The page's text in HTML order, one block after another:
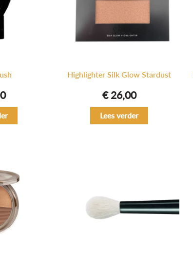
Highlighter Silk Glow Stardust
€26,00
Lees verder